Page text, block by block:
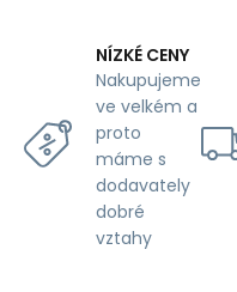
NÍZKÉ CENY
Nakupujeme
ve velkém a
proto
máme s
dodavately
dobré
vztahy